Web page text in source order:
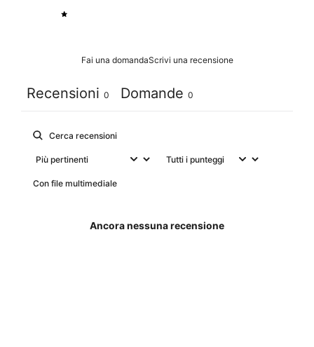
Fai una domandaScrivi una recensione
Recensioni 0 Domande 0
Con file multimediale
Ancora nessuna recensione